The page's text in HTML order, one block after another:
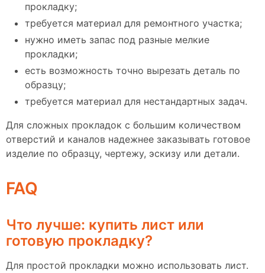
прокладку;
требуется материал для ремонтного участка;
нужно иметь запас под разные мелкие
прокладки;
есть возможность точно вырезать деталь по
образцу;
требуется материал для нестандартных задач.
Для сложных прокладок с большим количеством
отверстий и каналов надежнее заказывать готовое
изделие по образцу, чертежу, эскизу или детали.
FAQ
Что лучше: купить лист или
готовую прокладку?
Для простой прокладки можно использовать лист.